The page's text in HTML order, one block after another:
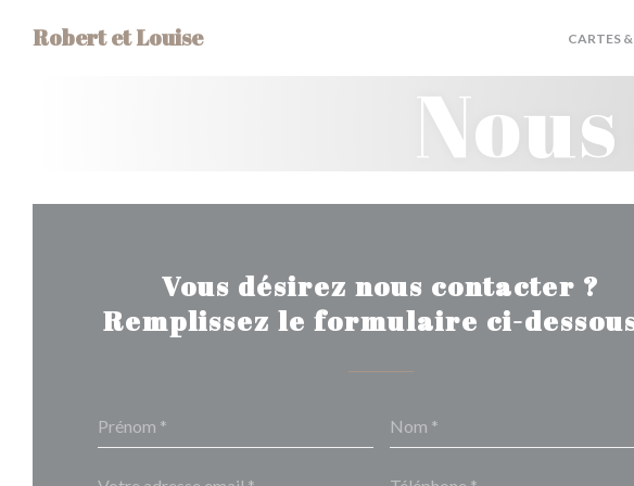
Robert et Louise CARTES
Vous désirez nous contacter ?
Remplissez le formulaire ci-